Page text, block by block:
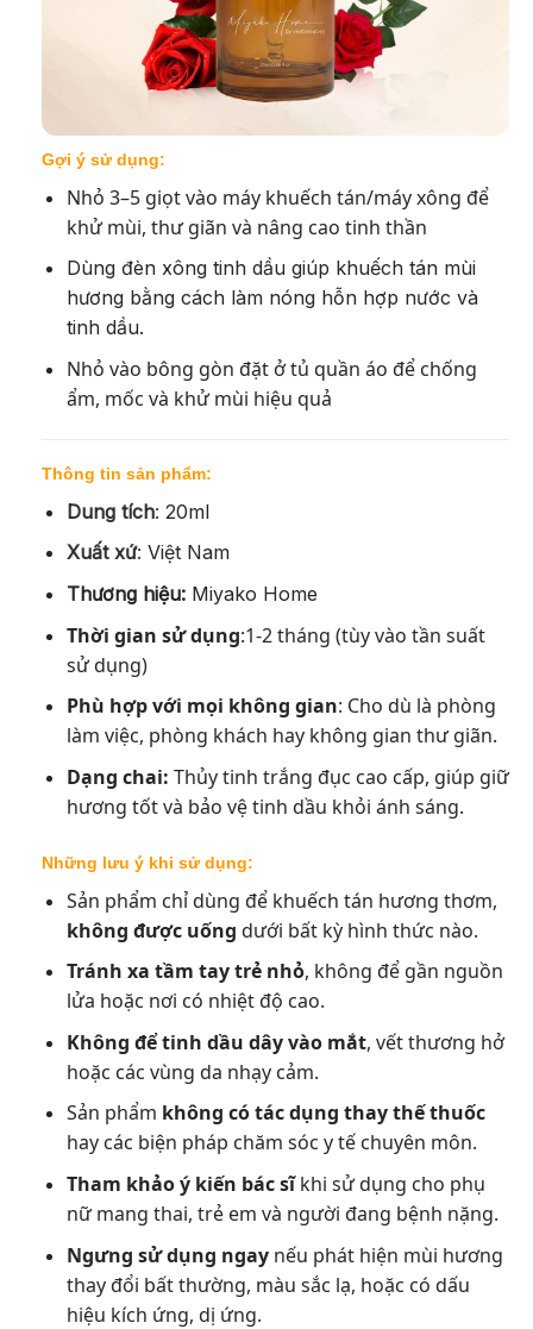
Gợi ý sử dụng:
Nhỏ 3–5 giọt vào máy khuếch tán/máy xông để
khử mùi, thư giãn và nâng cao tinh thần
Dùng đèn xông tinh dầu giúp khuếch tán mùi
hương bằng cách làm nóng hỗn hợp nước và
tinh dầu.
Nhỏ vào bông gòn đặt ở tủ quần áo để chống
ẩm, mốc và khử mùi hiệu quả
Thông tin sản phẩm:
Dung tích: 20ml
Xuất xứ: Việt Nam
Thương hiệu:Miyako Home
Thời gian sử dụng:1-2 tháng (tùy vào tần suất
sử dụng)
Phù hợp với mọi không gian: Cho dù là phòng
làm việc, phòng khách hay không gian thư giãn.
Dạng chai: Thủy tinh trắng đục cao cấp, giúp giữ
hương tốt và bảo vệ tinh dầu khỏi ánh sáng.
Những lưu ý khi sử dụng:
Sản phẩm chỉ dùng để khuếch tán hương thơm,
không được uống dưới bất kỳ hình thức nào.
Tránh xa tầm tay trẻ nhỏ, không để gần nguồn
lửa hoặc nơi có nhiệt độ cao.
Không để tinh dầu dây vào mắt, vết thương hở
hoặc các vùng da nhạy cảm.
Sản phẩm không có tác dụng thay thế thuốc
hay các biện pháp chăm sóc y tế chuyên môn.
Tham khảo ý kiến bác sĩkhi sử dụng cho phụ
nữ mang thai, trẻ em và người đang bệnh nặng.
Ngưng sử dụng ngaynếu phát hiện mùi hương
thay đổi bất thường, màu sắc lạ, hoặc có dấu
hiệu kích ứng, dị ứng.